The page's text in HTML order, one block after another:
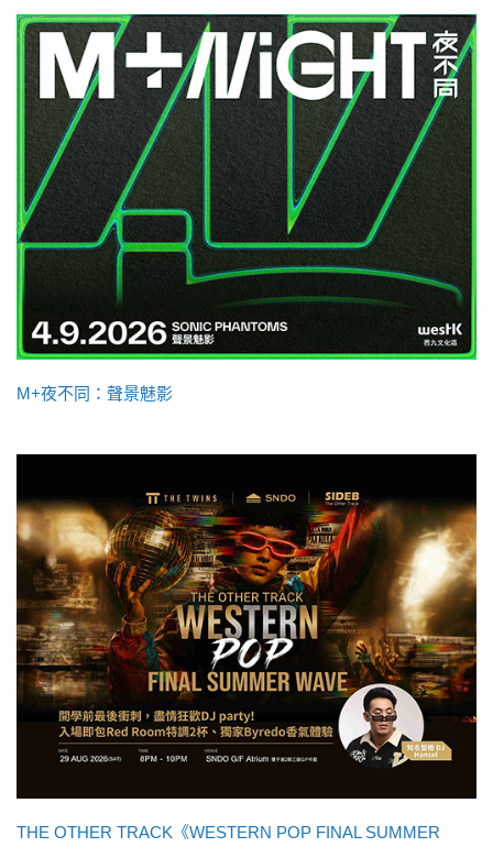
M+夜不同：聲景魅影
THE OTHER TRACK《WESTERN POP FINAL SUMMER